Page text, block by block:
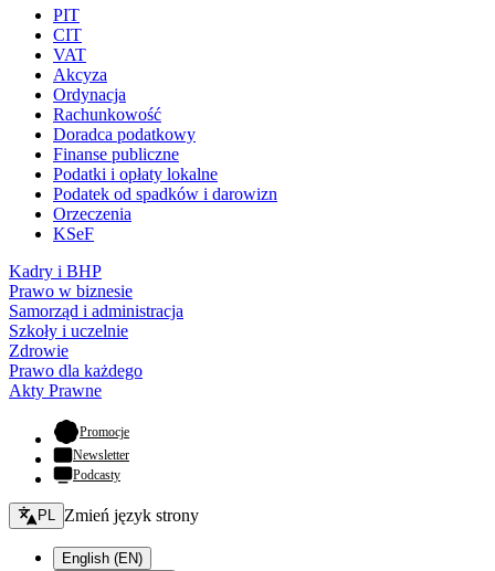
PIT
CIT
VAT
Akcyza
Ordynacja
Rachunkowość
Doradca podatkowy
Finanse publiczne
Podatki i opłaty lokalne
Podatek od spadków i darowizn
Orzeczenia
KSeF
Kadry i BHP
Prawo w biznesie
Samorząd i administracja
Szkoły i uczelnie
Zdrowie
Prawo dla każdego
Akty Prawne
Promocje- otwiera się w nowej karcie
Newsletter
Podcasty
Zmień język - bieżący:
PL Zmień język strony
English (EN)